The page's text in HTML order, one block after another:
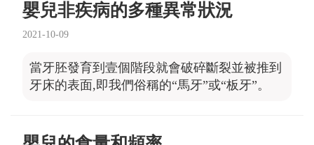
嬰兒非疾病的多種異常狀況
2021-10-09
當牙胚發育到壹個階段就會破碎斷裂並被推到
牙床的表面,即我們俗稱的“馬牙”或“板牙”。